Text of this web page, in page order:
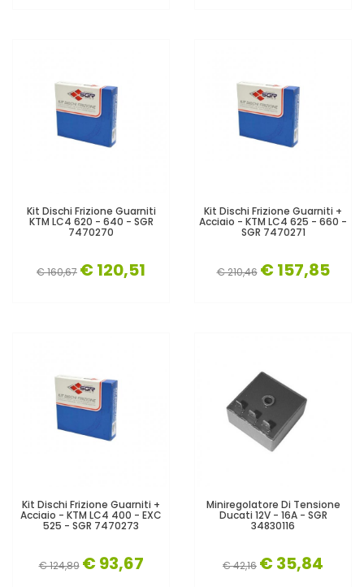
Kit Dischi Frizione Guarniti
KTM LC4 620 - 640 - SGR
7470270
€ 160,67 € 120,51
Kit Dischi Frizione Guarniti +
Acciaio - KTM LC4 625 - 660 -
SGR 7470271
€ 210,46 € 157,85
Kit Dischi Frizione Guarniti +
Acciaio - KTM LC4 400 - EXC
525 - SGR 7470273
€ 124,89 € 93,67
Miniregolatore Di Tensione
Ducati 12V - 16A - SGR
34830116
€ 42,16 € 35,84